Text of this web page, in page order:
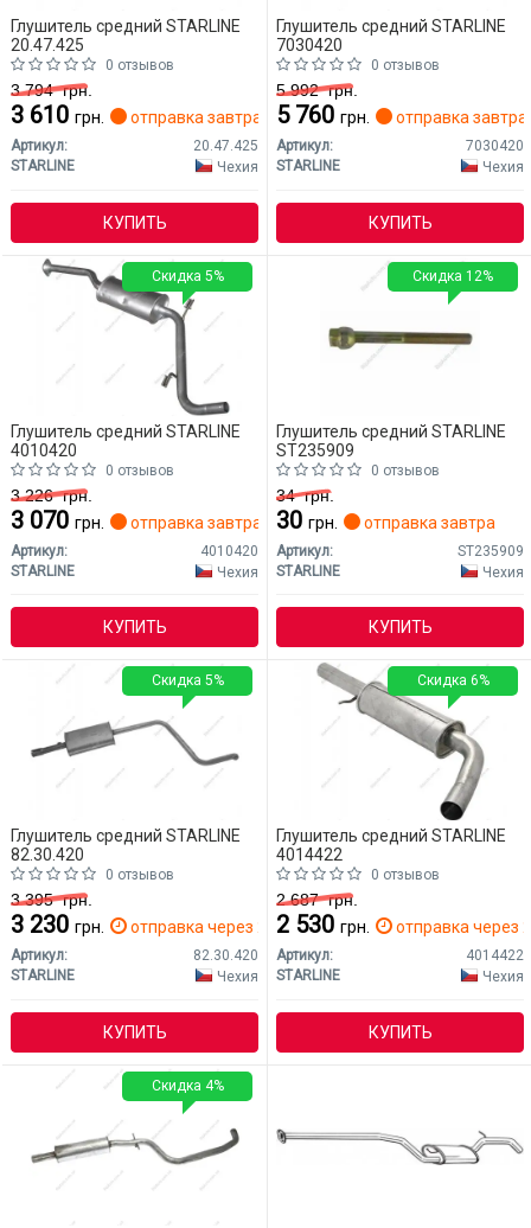
Глушитель средний STARLINE
20.47.425
0 отзывов
3 794грн.
3 610 грн. отправка завтра
Артикул:
20.47.425
STARLINE
Чехия
КУПИТЬ
Глушитель средний STARLINE
7030420
0 отзывов
5 992грн.
5 760 грн. отправка завтра
Артикул:
7030420
STARLINE
Чехия
КУПИТЬ
Глушитель средний STARLINE
4010420
0 отзывов
3 226грн.
3 070 грн. отправка завтра
Артикул:
4010420
STARLINE
Чехия
КУПИТЬ
Скидка 5%
Глушитель средний STARLINE
ST235909
0 отзывов
34грн.
30 грн. отправка завтра
Артикул:
ST235909
STARLINE
Чехия
КУПИТЬ
Скидка 12%
Глушитель средний STARLINE
82.30.420
0 отзывов
3 395грн.
3 230 грн. отправка через 2 дн.
Артикул:
82.30.420
STARLINE
Чехия
КУПИТЬ
Скидка 5%
Глушитель средний STARLINE
4014422
0 отзывов
2 687грн.
2 530 грн. отправка через
Артикул:
4014422
STARLINE
Чехия
КУПИТЬ
Скидка 6%
Скидка 4%